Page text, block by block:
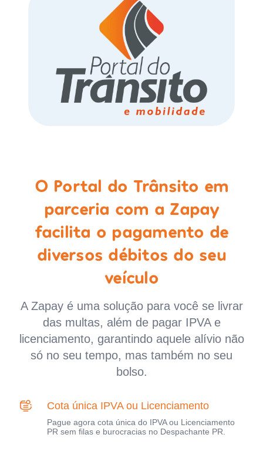
O Portal do Trânsito em
parceria com a Zapay
facilita o pagamento de
diversos débitos do seu
veículo
A Zapay é uma solução para você se livrar
das multas, além de pagar IPVA e
licenciamento, garantindo aquele alívio não
só no seu tempo, mas também no seu
bolso.
Cota única IPVA ou Licenciamento
Pague agora cota única do IPVA ou Licenciamento
PR sem filas e burocracias no Despachante PR.